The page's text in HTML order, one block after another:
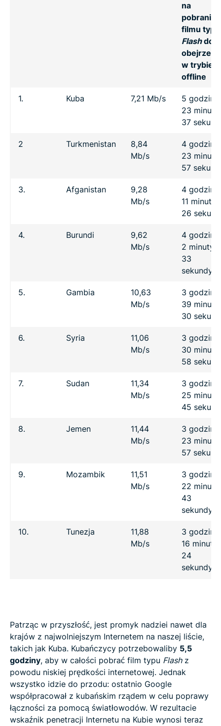
na
pobranie
filmu typu
Flashdo
w trybie
offline
1. Kuba 7,21 Mb/s
5 godzin
23 minuty
37 sekund
2 Turkmenistan
8,84
Mb/s
4 godziny
23 minuty
57 sekund
3. Afganistan
9,28
Mb/s
4 godziny
11 minut
26 sekund
4. Burundi
9,62
Mb/s
4 godziny
2 minuty
33
sekundy
5. Gambia
10,63
Mb/s
3 godziny
39 minut
30 sekund
6. Syria
11,06
Mb/s
3 godziny
30 minut
58 sekund
7. Sudan
11,34
Mb/s
3 godziny
25 minut
45 sekund
8. Jemen
11,44
Mb/s
3 godziny
23 minuty
57 sekund
9. Mozambik
11,51
Mb/s
3 godziny
22 minuty
43
sekundy
10. Tunezja
11,88
Mb/s
3 godziny
16 minut
24
sekundy
Patrząc w przyszłość, jest promyk nadziei nawet dla
krajów z najwolniejszym Internetem na naszej liście,
takich jak Kuba. Kubańczycy potrzebowaliby 5,5
godziny, aby w całości pobrać film typu Flashz
powodu niskiej prędkości internetowej. Jednak
wszystko idzie do przodu: ostatnio Google
współpracował z kubańskim rządem w celu poprawy
łączności za pomocą światłowodów. W rezultacie
wskaźnik penetracji Internetu na Kubie wynosi teraz